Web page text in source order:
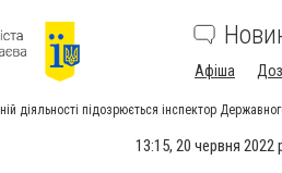
Афіша
діяльності підозрюється інспектор
13:15, 20 червня 2022